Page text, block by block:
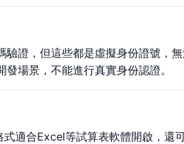
證，但這些都是虛擬身份證號，
場景，不能進行真實身份認證。
適合Excel等試算表軟體開啟，還